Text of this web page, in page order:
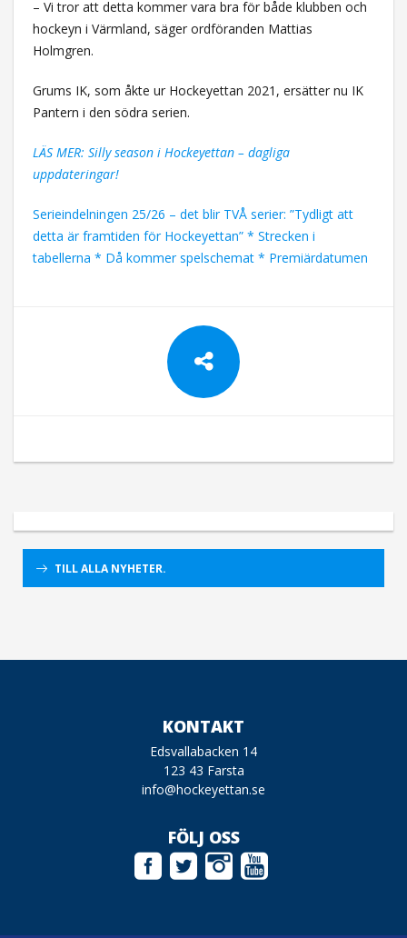
– Vi tror att detta kommer vara bra för både klubben och
hockeyn i Värmland, säger ordföranden Mattias
Holmgren.
Grums IK, som åkte ur Hockeyettan 2021, ersätter nu IK
Pantern i den södra serien.
LÄS MER: Silly season i Hockeyettan – dagliga
uppdateringar!
Serieindelningen 25/26 – det blir TVÅ serier: ”Tydligt att
detta är framtiden för Hockeyettan” * Strecken i
tabellerna * Då kommer spelschemat * Premiärdatumen
TILL ALLA NYHETER.
KONTAKT
Edsvallabacken 14
123 43 Farsta
info@hockeyettan.se
FÖLJ OSS